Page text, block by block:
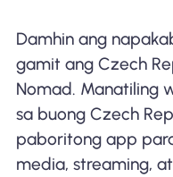
Damhin ang
gamit ang Czech
Nomad. Manatiling
sa buong Czech
paboritong app
media, streaming,